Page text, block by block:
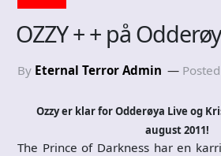
OZZY + + på
By Eternal Terror Admin
Ozzy er klar for Odderøya Live og
august 2011!
The Prince of Darkness har en